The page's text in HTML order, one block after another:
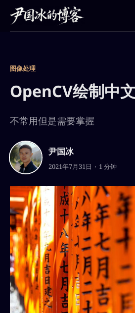
图像处理
OpenCV绘制中
不常用但是需要掌握
尹国冰
2021年7月31日 1 分钟